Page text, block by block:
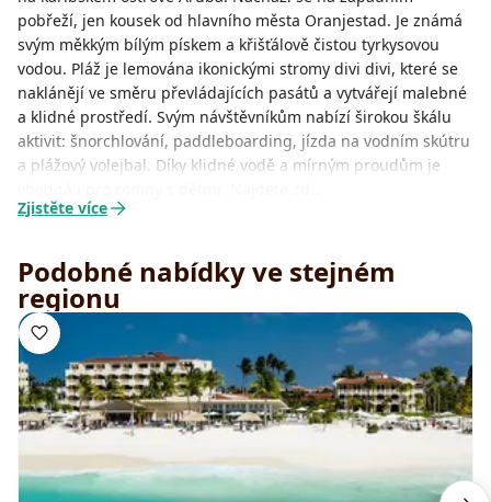
pobřeží, jen kousek od hlavního města Oranjestad. Je známá
svým měkkým bílým pískem a křišťálově čistou tyrkysovou
vodou. Pláž je lemována ikonickými stromy divi divi, které se
naklánějí ve směru převládajících pasátů a vytvářejí malebné
a klidné prostředí. Svým návštěvníkům nabízí širokou škálu
aktivit: šnorchlování, paddleboarding, jízda na vodním skútru
a plážový volejbal. Díky klidné vodě a mírným proudům je
Zjistěte více
Podobné nabídky ve stejném
regionu